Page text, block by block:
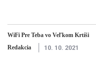
WiFi Pre Teba vo Veľkom Krtíši
Redakcia
10. 10. 2021